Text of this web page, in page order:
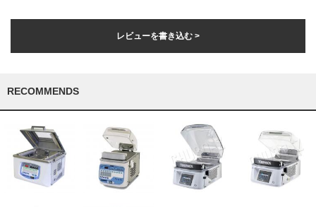
レビューを書き込む >
RECOMMENDS